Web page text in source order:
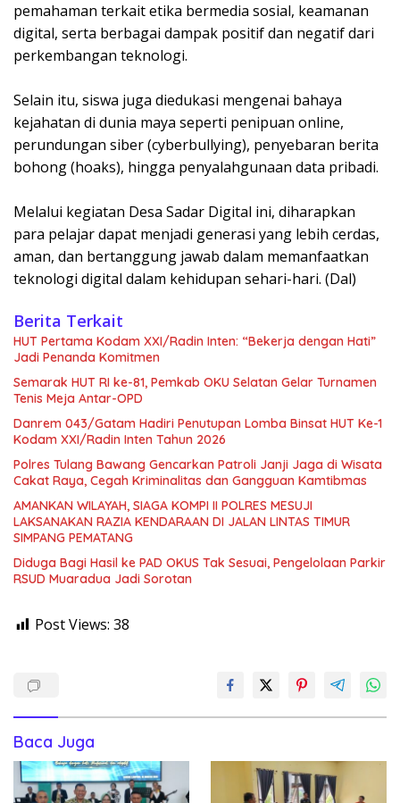
pemahaman terkait etika bermedia sosial, keamanan
digital, serta berbagai dampak positif dan negatif dari
perkembangan teknologi.
Selain itu, siswa juga diedukasi mengenai bahaya
kejahatan di dunia maya seperti penipuan online,
perundungan siber (cyberbullying), penyebaran berita
bohong (hoaks), hingga penyalahgunaan data pribadi.
Melalui kegiatan Desa Sadar Digital ini, diharapkan
para pelajar dapat menjadi generasi yang lebih cerdas,
aman, dan bertanggung jawab dalam memanfaatkan
teknologi digital dalam kehidupan sehari-hari. (Dal)
Berita Terkait
HUT Pertama Kodam XXI/Radin Inten: “Bekerja dengan Hati”
Jadi Penanda Komitmen
Semarak HUT RI ke-81, Pemkab OKU Selatan Gelar Turnamen
Tenis Meja Antar-OPD
Danrem 043/Gatam Hadiri Penutupan Lomba Binsat HUT Ke-1
Kodam XXI/Radin Inten Tahun 2026
Polres Tulang Bawang Gencarkan Patroli Janji Jaga di Wisata
Cakat Raya, Cegah Kriminalitas dan Gangguan Kamtibmas
AMANKAN WILAYAH, SIAGA KOMPI II POLRES MESUJI
LAKSANAKAN RAZIA KENDARAAN DI JALAN LINTAS TIMUR
SIMPANG PEMATANG
Diduga Bagi Hasil ke PAD OKUS Tak Sesuai, Pengelolaan Parkir
RSUD Muaradua Jadi Sorotan
Post Views: 38
Baca Juga